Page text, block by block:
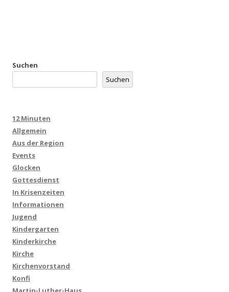
Suchen
Suchen
12 Minuten
Allgemein
Aus der Region
Events
Glocken
Gottesdienst
In Krisenzeiten
Informationen
Jugend
Kindergarten
Kinderkirche
Kirche
Kirchenvorstand
Konfi